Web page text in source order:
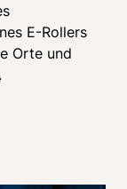
E-Rollers
Orte und
.